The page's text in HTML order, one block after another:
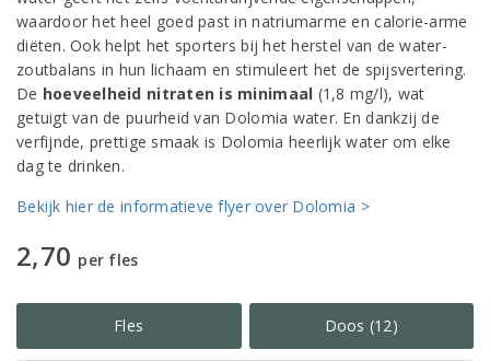
waardoor het heel goed past in natriumarme en calorie-arme
diëten. Ook helpt het sporters bij het herstel van de water-
zoutbalans in hun lichaam en stimuleert het de spijsvertering.
De hoeveelheid nitraten is minimaal (1,8 mg/l), wat
getuigt van de puurheid van Dolomia water. En dankzij de
verfijnde, prettige smaak is Dolomia heerlijk water om elke
dag te drinken.
Bekijk hier de informatieve flyer over Dolomia >
2,70 per fles
Fles Doos (12)